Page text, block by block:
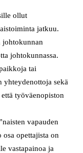
ollut
jatkuu.
johtokunnan
johtokunnassa.
tai
yhteydenottoja sekä
työväenopiston
vapauden
opettajista on
vastapainoa ja